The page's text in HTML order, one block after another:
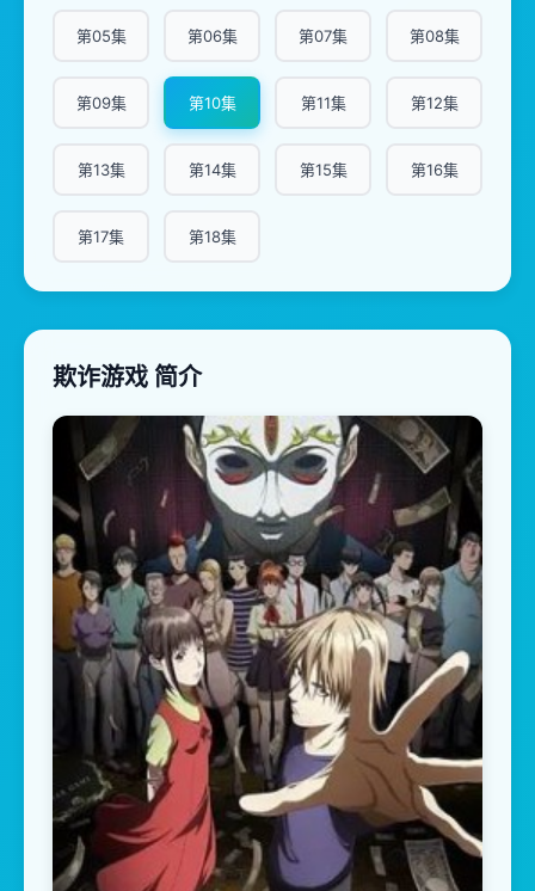
第05集 第06集 第07集 第08集
第09集 第10集 第11集 第12集
第13集 第14集 第15集 第16集
第17集 第18集
欺诈游戏 简介